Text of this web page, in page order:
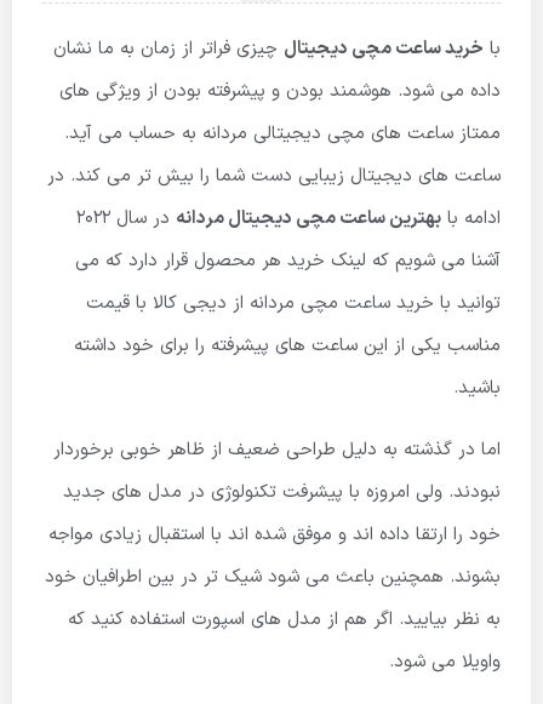
با خرید ساعت مچی دیجیتال چیزی فراتر از زمان به ما نشان
داده می شود. هوشمند بودن و پیشرفته بودن از ویژگی های
ممتاز ساعت های مچی دیجیتالی مردانه به حساب می آید.
ساعت های دیجیتال زیبایی دست شما را بیش تر می کند. در
ادامه با بهترین ساعت مچی دیجیتال مردانه
در سال 2022
آشنا می شویم که لینک خرید هر محصول قرار دارد که می
توانید با خرید ساعت مچی مردانه از دیجی کالا با قیمت
مناسب یکی از این ساعت های پیشرفته را برای خود داشته
باشید.
اما در گذشته به دلیل طراحی ضعیف از ظاهر خوبی برخوردار
نبودند. ولی امروزه با پیشرفت تکنولوژی در مدل های جدید
خود را ارتقا داده اند و موفق شده اند با استقبال زیادی مواجه
بشوند. همچنین باعث می شود شیک تر در بین اطرافیان خود
به نظر بیایید. اگر هم از مدل های اسپورت استفاده کنید که
واویلا می شود.